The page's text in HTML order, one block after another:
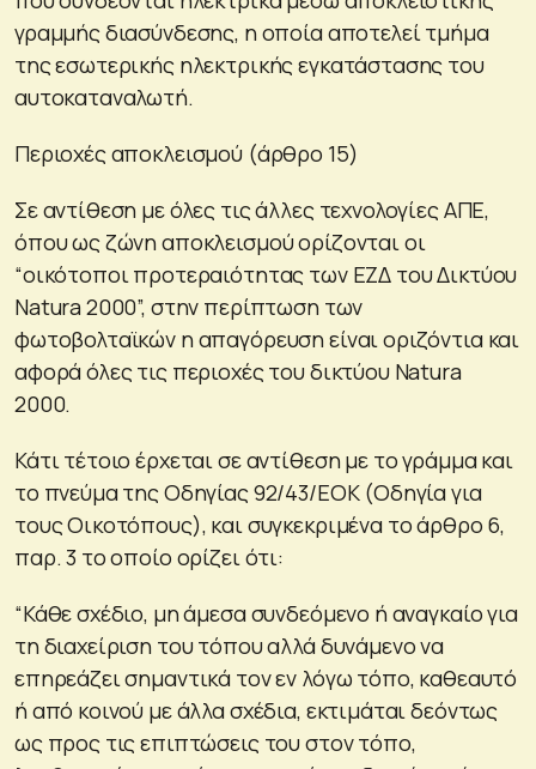
γραμμής διασύνδεσης, η οποία αποτελεί τμήμα
της εσωτερικής ηλεκτρικής εγκατάστασης του
αυτοκαταναλωτή.
Περιοχές αποκλεισμού (άρθρο 15)
Σε αντίθεση με όλες τις άλλες τεχνολογίες ΑΠΕ,
όπου ως ζώνη αποκλεισμού ορίζονται οι
“οικότοποι προτεραιότητας των ΕΖΔ του Δικτύου
Natura 2000”, στην περίπτωση των
φωτοβολταϊκών η απαγόρευση είναι οριζόντια και
αφορά όλες τις περιοχές του δικτύου Natura
2000.
Κάτι τέτοιο έρχεται σε αντίθεση με το γράμμα και
το πνεύμα της Οδηγίας 92/43/ΕΟΚ (Οδηγία για
τους Οικοτόπους), και συγκεκριμένα το άρθρο 6,
παρ. 3 το οποίο ορίζει ότι:
“Κάθε σχέδιο, μη άμεσα συνδεόμενο ή αναγκαίο για
τη διαχείριση του τόπου αλλά δυνάμενο να
επηρεάζει σημαντικά τον εν λόγω τόπο, καθεαυτό
ή από κοινού με άλλα σχέδια, εκτιμάται δεόντως
ως προς τις επιπτώσεις του στον τόπο,